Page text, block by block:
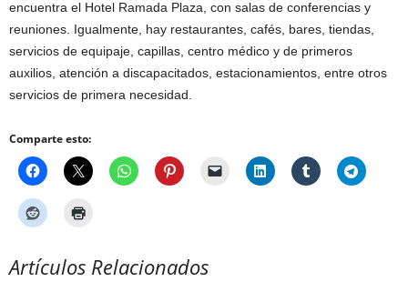
encuentra el Hotel Ramada Plaza, con salas de conferencias y
reuniones. Igualmente, hay restaurantes, cafés, bares, tiendas,
servicios de equipaje, capillas, centro médico y de primeros
auxilios, atención a discapacitados, estacionamientos, entre otros
servicios de primera necesidad.
Comparte esto:
Artículos Relacionados